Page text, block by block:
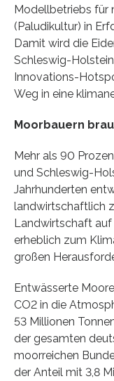
Modellbetriebs für
(Paludikultur) in
Damit wird die
Schleswig-
Innovations-
Weg in eine
Moorbauern
Mehr als 90
und Schleswig-
Jahrhunderten
landwirtschaftlich
Landwirtschaft
erheblich zum
großen
Entwässerte
CO2 in die
53 Millionen
der gesamten
moorreichen
der Anteil mit 3,8